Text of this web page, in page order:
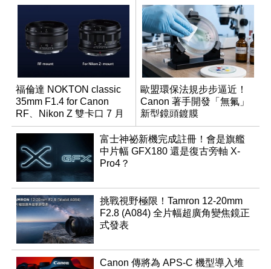
福倫達 NOKTON classic
35mm F1.4 for Canon
RF、Nikon Z 雙卡口 7 月
同步登台
歐盟環保法規步步逼近！
Canon 著手開發「無氟」
新型鏡頭鍍膜
富士神祕新機完成註冊！會是旗艦
中片幅 GFX180 還是復古旁軸 X-
Pro4？
挑戰視野極限！Tamron 12-20mm
F2.8 (A084) 全片幅超廣角變焦鏡正
式發表
Canon 傳將為 APS-C 機型導入堆